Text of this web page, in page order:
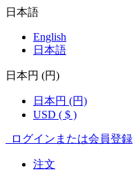
日本語
English
日本語
日本円 (円)
日本円 (円)
USD ( $ )
ログインまたは会員登録
注文